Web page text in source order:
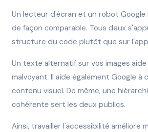
Un lecteur d'écran et un robot Google
de façon comparable. Tous deux
structure du code plutôt que sur
Un texte alternatif sur vos images
malvoyant. Il aide également Google à
contenu visuel. De même, une
cohérente sert les deux publics.
Ainsi, travailler l'accessibilité améliore